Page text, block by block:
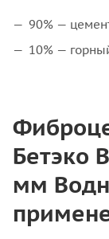
90% —
10% —
Бетэко
мм